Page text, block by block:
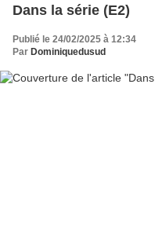
Dans la série (E2)
Publié le 24/02/2025 à 12:34
Par Dominiquedusud